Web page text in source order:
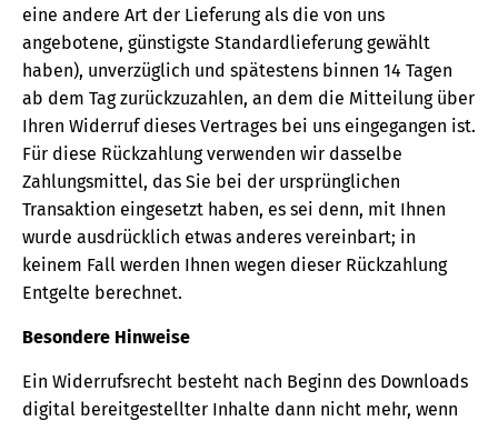
eine andere Art der Lieferung als die von uns
angebotene, günstigste Standardlieferung gewählt
haben), unverzüglich und spätestens binnen 14 Tagen
ab dem Tag zurückzuzahlen, an dem die Mitteilung über
Ihren Widerruf dieses Vertrages bei uns eingegangen ist.
Für diese Rückzahlung verwenden wir dasselbe
Zahlungsmittel, das Sie bei der ursprünglichen
Transaktion eingesetzt haben, es sei denn, mit Ihnen
wurde ausdrücklich etwas anderes vereinbart; in
keinem Fall werden Ihnen wegen dieser Rückzahlung
Entgelte berechnet.
Besondere Hinweise
Ein Widerrufsrecht besteht nach Beginn des Downloads
digital bereitgestellter Inhalte dann nicht mehr, wenn